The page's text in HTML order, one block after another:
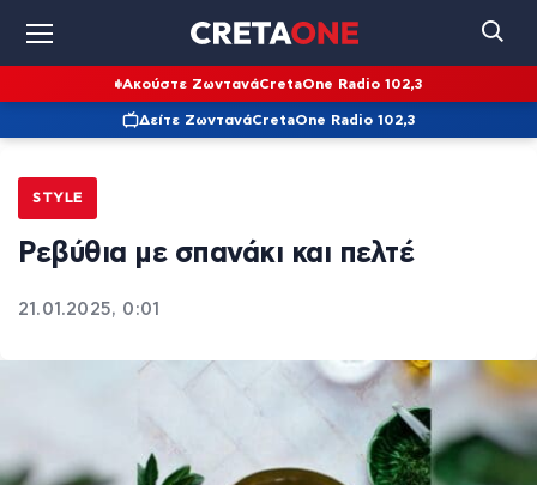
Ακούστε ΖωντανάCretaOne Radio 102,3
Δείτε ΖωντανάCretaOne Radio 102,3
STYLE
Ρεβύθια με σπανάκι και πελτέ
21.01.2025, 0:01